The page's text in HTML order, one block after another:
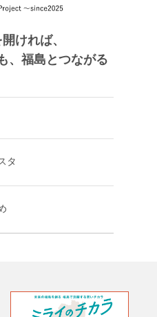
ければ、
、福島とつながる
タ